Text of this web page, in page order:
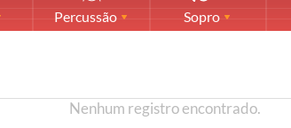
Percussão Sopro
Nenhum registro encontrado.